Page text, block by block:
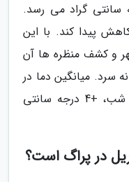
یا حتی 18+ درجه سانتی گراد می رسد.
در شب ممکن است تا +4 کاهش پیدا کند. با این
و کشف منظره ها آن
سرد. میانگین دما در
روزهای آوریل، +14 درجه و هنگام شب، +4 درجه سانتی
در پراگ است؟